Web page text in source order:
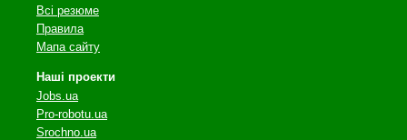
Всі резюме
Правила
Мапа сайту
Наші проекти
Jobs.ua
Pro-robotu.ua
Srochno.ua